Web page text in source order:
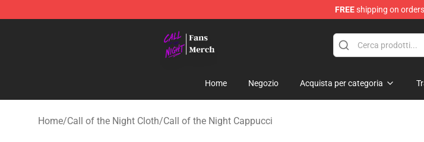
FREEshipping on
Home Negozio Acquista per categoria
Home/Call of the Night Cloth/Call of the Night Cappucci